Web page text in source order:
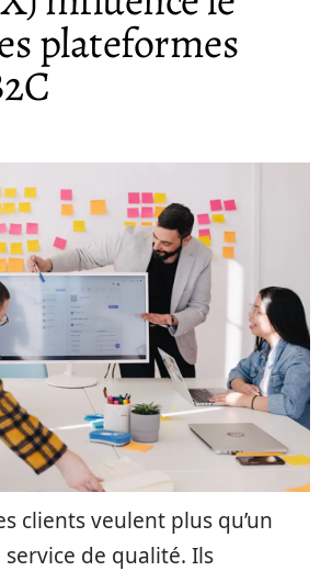
plateformes
clients veulent plus qu’un
de qualité. Ils